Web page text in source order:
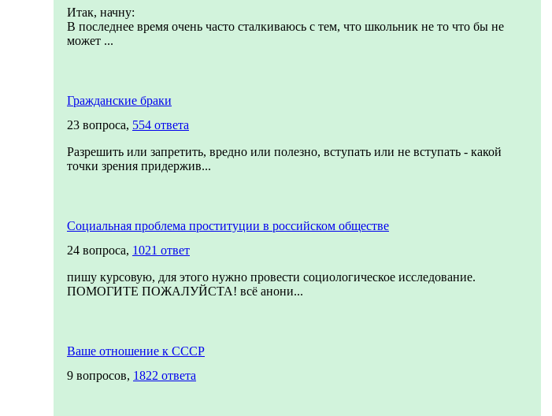
Итак, начну:
В последнее время очень часто сталкиваюсь с тем, что школьник не то что бы не
может ...
Гражданские браки
23 вопроса, 554 ответа
Разрешить или запретить, вредно или полезно, вступать или не вступать - какой
точки зрения придержив...
Социальная проблема проституции в российском обществе
24 вопроса, 1021 ответ
пишу курсовую, для этого нужно провести социологическое исследование.
ПОМОГИТЕ ПОЖАЛУЙСТА! всё анони...
Ваше отношение к СССР
9 вопросов, 1822 ответа